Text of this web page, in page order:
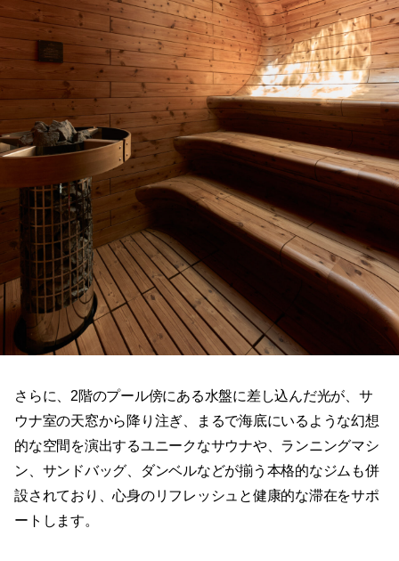
さらに、2階のプール傍にある水盤に差し込んだ光が、サ
ウナ室の天窓から降り注ぎ、まるで海底にいるような幻想
的な空間を演出するユニークなサウナや、ランニングマシ
ン、サンドバッグ、ダンベルなどが揃う本格的なジムも併
設されており、心身のリフレッシュと健康的な滞在をサポ
ートします。